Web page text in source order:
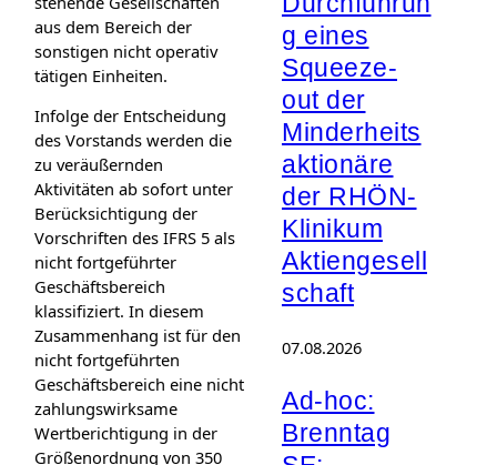
aus dem Bereich der
sonstigen nicht operativ
tätigen Einheiten.
Infolge der Entscheidung
des Vorstands werden die
zu veräußernden
Aktivitäten ab sofort unter
Berücksichtigung der
Vorschriften des IFRS 5 als
nicht fortgeführter
Geschäftsbereich
klassifiziert. In diesem
Zusammenhang ist für den
nicht fortgeführten
Geschäftsbereich eine nicht
zahlungswirksame
Wertberichtigung in der
Größenordnung von 350
g eines
Squeeze-
out der
Minderheits
aktionäre
der RHÖN-
Klinikum
Aktiengesell
schaft
07.08.2026
Ad-hoc:
Brenntag